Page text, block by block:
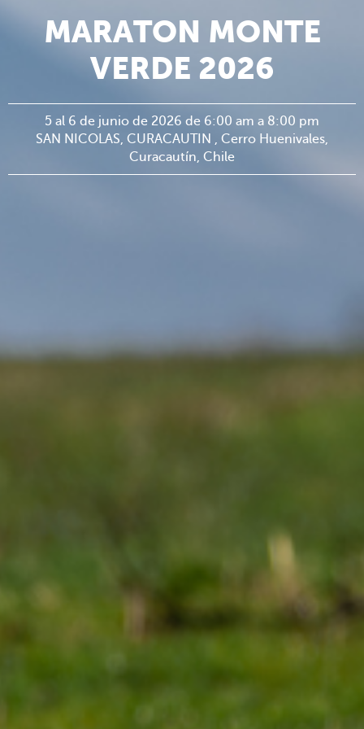
MARATON MONTE
VERDE 2026
5 al 6 de junio de 2026 de 6:00 am a 8:00 pm
SAN NICOLAS, CURACAUTIN , Cerro Huenivales,
Curacautín, Chile